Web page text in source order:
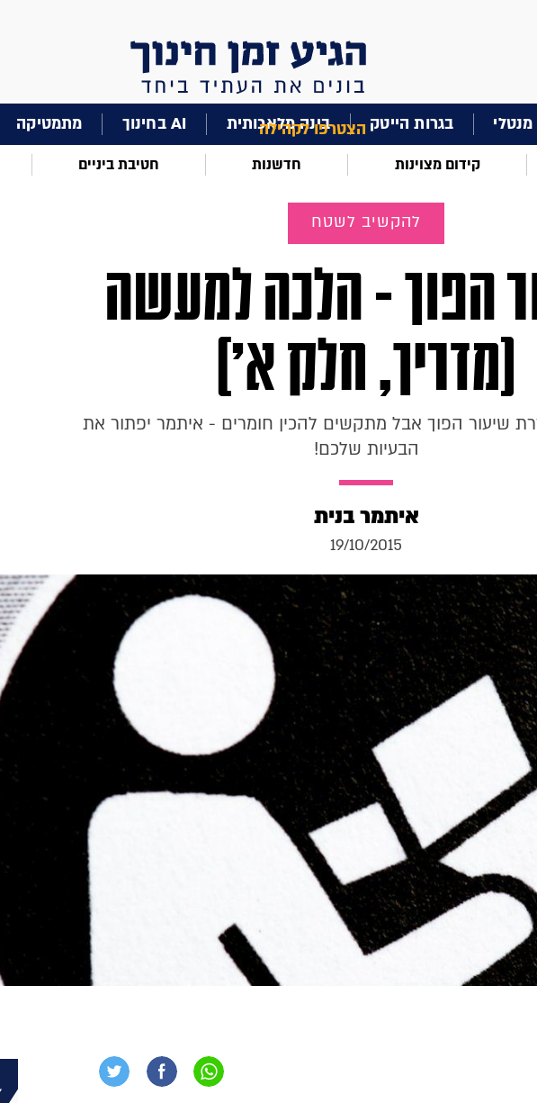
הצטרפו לקהילה מנטלי בגרות הייטק בינה מלאכותית AI בחינוך מתמטיקה
קידום מצוינות חדשנות חטיבת ביניים
להקשיב לשטח
הפוך - הלכה למעשה
(מדריך, חלק א')
שיעור הפוך אבל מתקשים להכין חומרים - איתמר יפתור את
הבעיות שלכם!
איתמר בנית
19/10/2015